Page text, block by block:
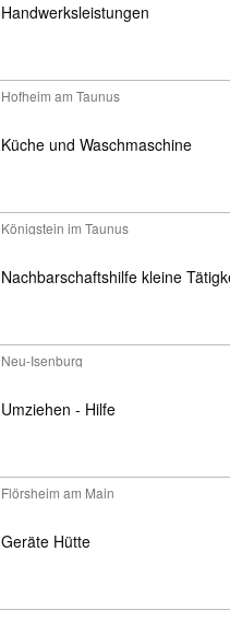
Handwerksleistungen
Hofheim am Taunus
Küche und Waschmaschine
Königstein im Taunus
Nachbarschaftshilfe kleine
Neu-Isenburg
Umziehen - Hilfe
Flörsheim am Main
Geräte Hütte